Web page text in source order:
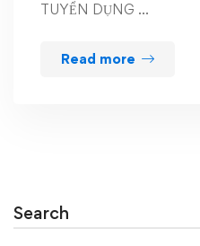
TUYỂN DỤNG …
Read more
Search